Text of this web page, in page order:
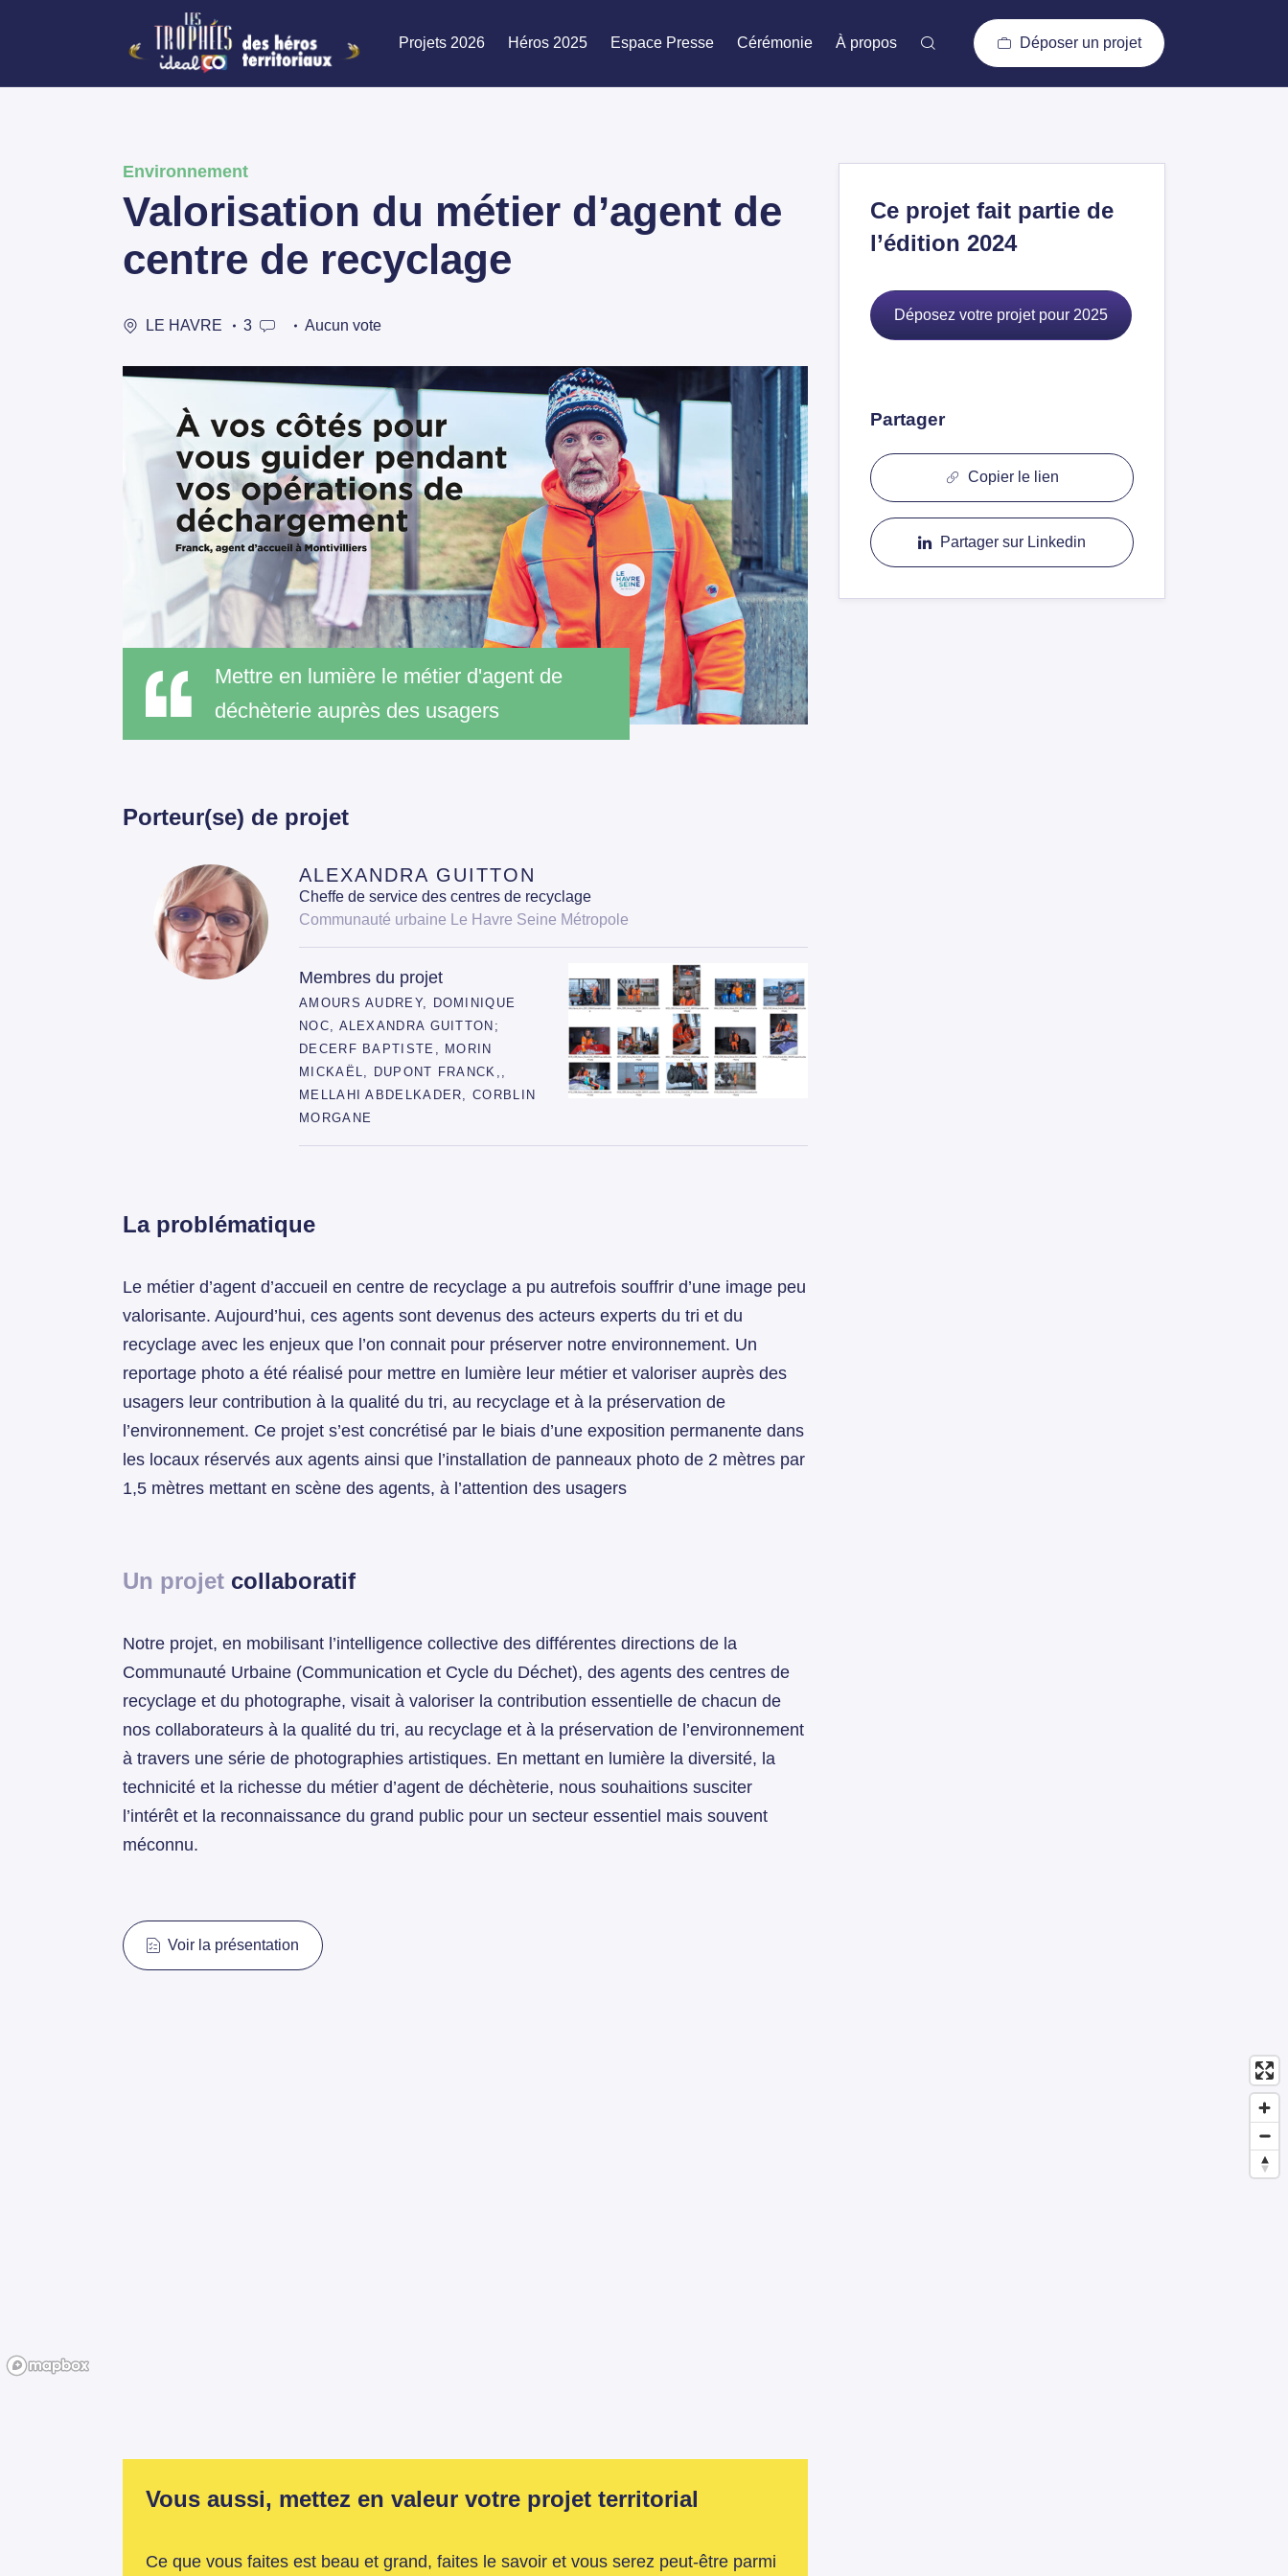
Projets 2026 Héros 2025 Espace Presse Cérémonie À propos Déposer un projet
Environnement
Valorisation du métier d’agent de
centre de recyclage
LE HAVRE 3 Aucun vote
Mettre en lumière le métier d'agent de
déchèterie auprès des usagers
Porteur(se) de projet
ALEXANDRA GUITTON
Cheffe de service des centres de recyclage
Communauté urbaine Le Havre Seine Métropole
Membres du projet
AMOURS AUDREY, DOMINIQUE
NOC, ALEXANDRA GUITTON;
DECERF BAPTISTE, MORIN
MICKAËL, DUPONT FRANCK,,
MELLAHI ABDELKADER, CORBLIN
MORGANE
La problématique
Le métier d’agent d’accueil en centre de recyclage a pu autrefois souffrir d’une image peu
valorisante. Aujourd’hui, ces agents sont devenus des acteurs experts du tri et du
recyclage avec les enjeux que l’on connait pour préserver notre environnement. Un
reportage photo a été réalisé pour mettre en lumière leur métier et valoriser auprès des
usagers leur contribution à la qualité du tri, au recyclage et à la préservation de
l’environnement. Ce projet s’est concrétisé par le biais d’une exposition permanente dans
les locaux réservés aux agents ainsi que l’installation de panneaux photo de 2 mètres par
1,5 mètres mettant en scène des agents, à l’attention des usagers
Un projet collaboratif
Notre projet, en mobilisant l’intelligence collective des différentes directions de la
Communauté Urbaine (Communication et Cycle du Déchet), des agents des centres de
recyclage et du photographe, visait à valoriser la contribution essentielle de chacun de
nos collaborateurs à la qualité du tri, au recyclage et à la préservation de l’environnement
à travers une série de photographies artistiques. En mettant en lumière la diversité, la
technicité et la richesse du métier d’agent de déchèterie, nous souhaitions susciter
l’intérêt et la reconnaissance du grand public pour un secteur essentiel mais souvent
méconnu.
Voir la présentation
Ce projet fait partie de
l’édition 2024
Déposez votre projet pour 2025
Partager
Copier le lien
Partager sur Linkedin
Vous aussi, mettez en valeur votre projet territorial
Ce que vous faites est beau et grand, faites le savoir et vous serez peut-être parmi